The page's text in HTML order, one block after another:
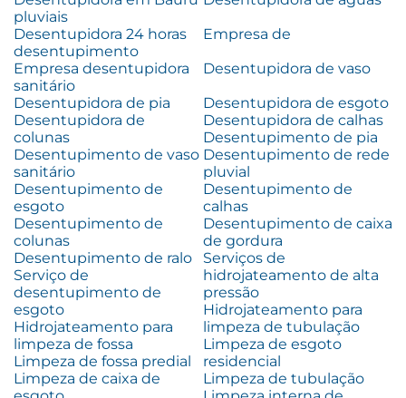
pluviais
Desentupidora 24 horas
Empresa de
desentupimento
Empresa desentupidora
Desentupidora de vaso
sanitário
Desentupidora de pia
Desentupidora de esgoto
Desentupidora de
colunas
Desentupidora de calhas
Desentupimento de vaso
sanitário
Desentupimento de pia
Desentupimento de
esgoto
Desentupimento de rede
pluvial
Desentupimento de
colunas
Desentupimento de
calhas
Desentupimento de ralo
Desentupimento de caixa
de gordura
Serviço de
desentupimento de
esgoto
Serviços de
hidrojateamento de alta
pressão
Hidrojateamento para
limpeza de fossa
Hidrojateamento para
limpeza de tubulação
Limpeza de fossa predial
Limpeza de esgoto
residencial
Limpeza de caixa de
Limpeza de tubulação